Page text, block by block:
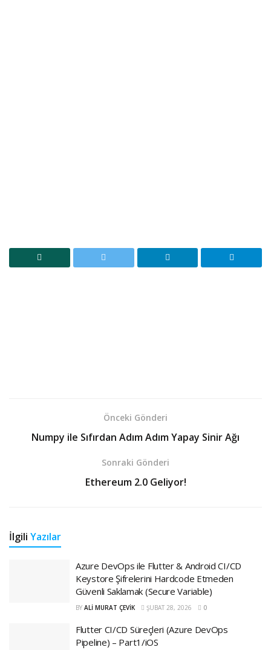
Önceki Gönderi
Numpy ile Sıfırdan Adım Adım Yapay Sinir Ağı
Sonraki Gönderi
Ethereum 2.0 Geliyor!
İlgili Yazılar
Azure DevOps ile Flutter & Android CI/CD
Keystore Şifrelerini Hardcode Etmeden
Güvenli Saklamak (Secure Variable)
BY ALI MURAT ÇEVIK ŞUBAT 28, 2026 0
Flutter CI/CD Süreçleri (Azure DevOps
Pipeline) – Part1/iOS